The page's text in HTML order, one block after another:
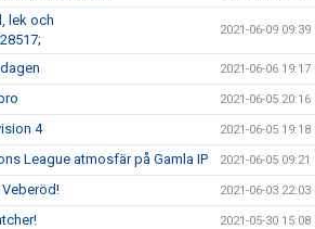
lek och
2021-06-09 09:39
2021-06-06 19:17
2021-06-05 20:16
4 2021-06-05 19:18
League atmosfär på Gamla IP 2021-06-05 09:21
2021-06-03 22:03
2021-05-30 15:08